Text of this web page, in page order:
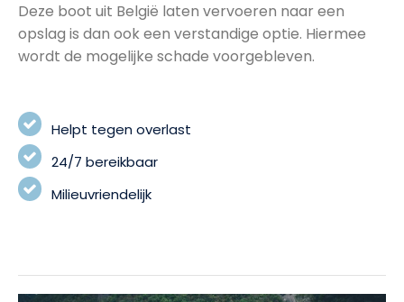
Deze boot uit België laten vervoeren naar een
opslag is dan ook een verstandige optie. Hiermee
wordt de mogelijke schade voorgebleven.
Helpt tegen overlast
24/7 bereikbaar
Milieuvriendelijk